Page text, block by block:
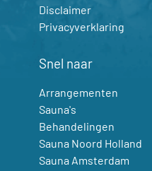
Disclaimer
Privacyverklaring
Snel naar
Arrangementen
Sauna's
Behandelingen
Sauna Noord Holland
Sauna Amsterdam